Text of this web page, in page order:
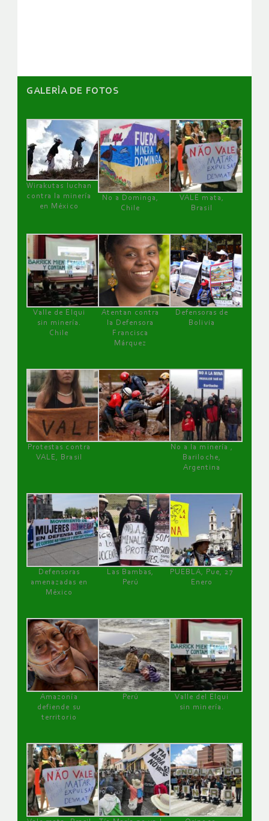
GALERÌA DE FOTOS
Wirakutas luchan
contra la minería
en México
No a Dominga,
Chile
VALE mata,
Brasil
Valle de Elqui
sin minería.
Chile
Atentan contra
la Defensora
Francisca
Márquez
Defensoras de
Bolivia
Protestas contra
VALE, Brasil
No a la minería ,
Bariloche,
Argentina
Defensoras
amenazadas en
México
Las Bambas,
Perú
PUEBLA, Pue, 27
Enero
Amazonía
defiende su
territorio
Perú
Valle del Elqui
sin minería.